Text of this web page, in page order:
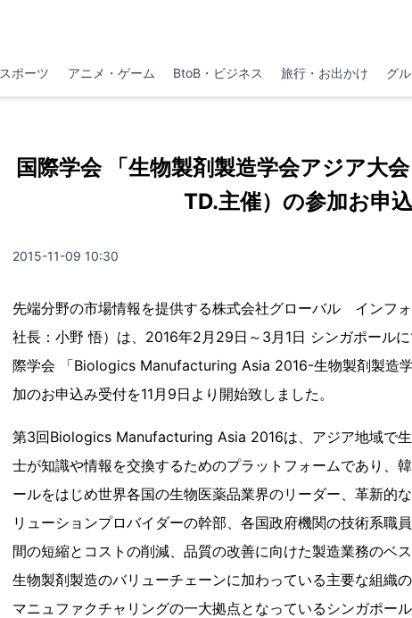
スポーツ アニメ・ゲーム BtoB・ビジネス 旅行・お出かけ グ
国際学会 「生物製剤製造学会アジア大
TD.主催）の参加お申
2015-11-09 10:30
先端分野の市場情報を提供する株式会社グローバル インフ
社長：小野 悟）は、2016年2月29日～3月1日 シンガポール
際学会 「Biologics Manufacturing Asia 2016-生物製剤製造
加のお申込み受付を11月9日より開始致しました。
第3回Biologics Manufacturing Asia 2016は、アジア地域で
士が知識や情報を交換するためのプラットフォームであり、
ールをはじめ世界各国の生物医薬品業界のリーダー、革新的
リューションプロバイダーの幹部、各国政府機関の技術系職
間の短縮とコストの削減、品質の改善に向けた製造業務のベ
生物製剤製造のバリューチェーンに加わっている主要な組織
マニュファクチャリングの一大拠点となっているシンガポー